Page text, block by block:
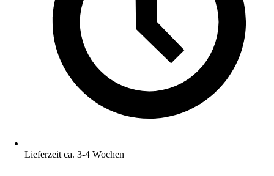
Lieferzeit ca. 3-4 Wochen